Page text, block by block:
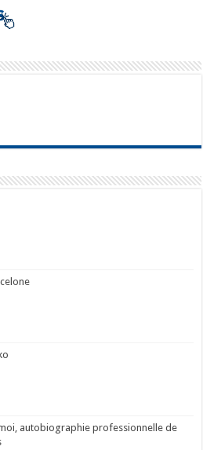
autobiographie professionnelle de